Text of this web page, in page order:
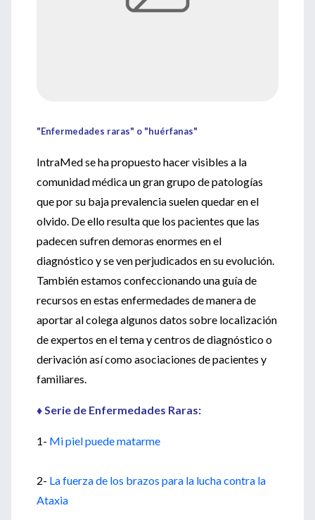
"Enfermedades raras" o "huérfanas"
IntraMed se ha propuesto hacer visibles a la
comunidad médica un gran grupo de patologías
que por su baja prevalencia suelen quedar en el
olvido. De ello resulta que los pacientes que las
padecen sufren demoras enormes en el
diagnóstico y se ven perjudicados en su evolución.
También estamos confeccionando una guía de
recursos en estas enfermedades de manera de
aportar al colega algunos datos sobre localización
de expertos en el tema y centros de diagnóstico o
derivación así como asociaciones de pacientes y
familiares.
♦ Serie de Enfermedades Raras:
1- Mi piel puede matarme
2- La fuerza de los brazos para la lucha contra la
Ataxia